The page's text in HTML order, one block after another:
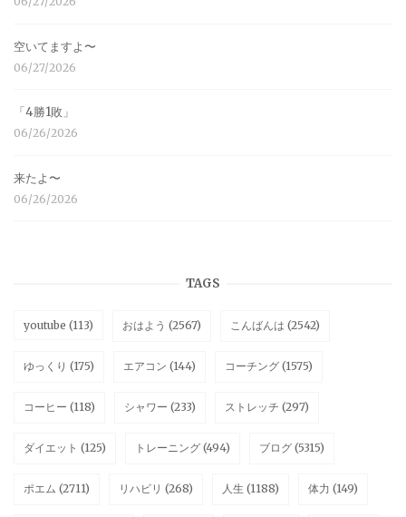
空いてますよ〜
06/27/2026
「4勝1敗」
06/26/2026
来たよ〜
06/26/2026
TAGS
youtube (113) おはよう (2567) こんばんは (2542)
ゆっくり (175) エアコン (144) コーチング (1575)
コーヒー (118) シャワー (233) ストレッチ (297)
ダイエット (125) トレーニング (494) ブログ (5315)
ポエム (2711) リハビリ (268) 人生 (1188) 体力 (149)